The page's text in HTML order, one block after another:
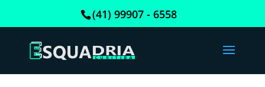
(41) 99907 - 6558